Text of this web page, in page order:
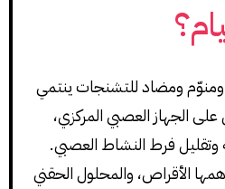
ومنوّم ومضاد للتشنجات ينتمي
على الجهاز العصبي المركزي،
فرط النشاط العصبي.
الأقراص، والمحلول الحقني